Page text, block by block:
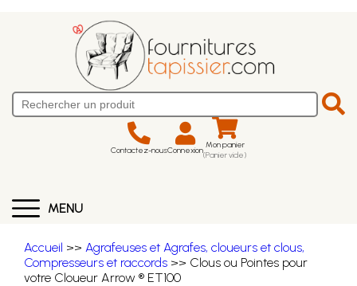
Contactez-nousConnexion Mon panier
(Panier vide)
MENU
Accueil >> Agrafeuses et Agrafes, cloueurs et clous,
Compresseurs et raccords >> Clous ou Pointes pour
votre Cloueur Arrow ® ET100